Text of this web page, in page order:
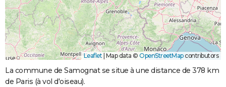
Leaflet Map data © OpenStreetMapcontributors
La commune de Samognat se situe à une distance de 378 km
de Paris (à vol d'oiseau).